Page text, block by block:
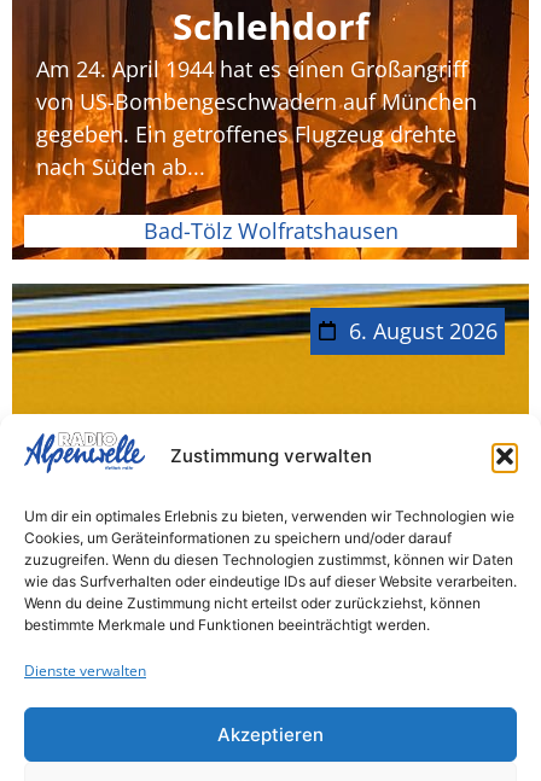
Zustimmung verwalten
Um dir ein optimales Erlebnis zu bieten, verwenden wir Technologien wie
Cookies, um Geräteinformationen zu speichern und/oder darauf
zuzugreifen. Wenn du diesen Technologien zustimmst, können wir Daten
wie das Surfverhalten oder eindeutige IDs auf dieser Website verarbeiten.
Wenn du deine Zustimmung nicht erteilst oder zurückziehst, können
bestimmte Merkmale und Funktionen beeinträchtigt werden.
Dienste verwalten
Akzeptieren
Schlehdorf
Am 24. April 1944 hat es einen Großangriff
von US-Bombengeschwadern auf München
gegeben. Ein getroffenes Flugzeug drehte
nach Süden ab...
Bad-Tölz Wolfratshausen
6. August 2026
Geretsried muss sparen
Wegen deutlich geringerer
Gewerbesteuereinnahmen hat die Stadt ab
sofort eine vorläufige Haushaltssperre
verhängt. Wie die Stadt mitteilt, fallen die
Einnahmen...
Bad-Tölz Wolfratshausen